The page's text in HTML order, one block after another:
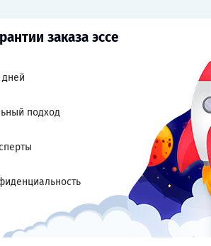
заказа эссе
дней
подход